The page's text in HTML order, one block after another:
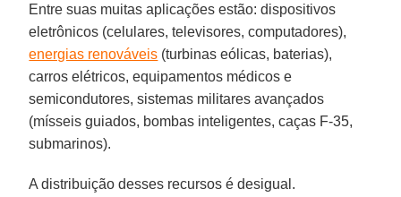
Entre suas muitas aplicações estão: dispositivos
eletrônicos (celulares, televisores, computadores),
energias renováveis (turbinas eólicas, baterias),
carros elétricos, equipamentos médicos e
semicondutores, sistemas militares avançados
(mísseis guiados, bombas inteligentes, caças F-35,
submarinos).
A distribuição desses recursos é desigual.